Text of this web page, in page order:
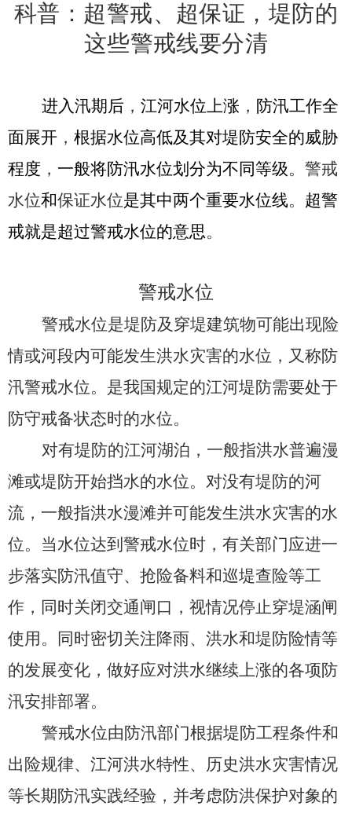
科普： 超警戒、超保证 ， 堤防的
这些警戒线要分清
进入汛期后， 江河水位上涨 ， 防汛工作全
面展开 ， 根据水位高低及其对堤防安全的威胁
程度 ， 一般将防汛水位划分为不同等级。 警戒
水位和保证水位是其中两个重要水位线。 超警
戒就是超过警戒水位的意思。
警戒水位
警戒水位是堤防及穿堤建筑物可能出现险
情或河段内可能发生洪水灾害的水位 ， 又称防
汛警戒水位。 是我国规定的江河堤防需要处于
防守戒备状态时的水位。
对有堤防的江河湖泊，一般指洪水普遍漫
滩或堤防开始挡水的水位。对没有堤防的河
流，一般指洪水漫滩并可能发生洪水灾害的水
位。当水位达到警戒水位时，有关部门应进一
步落实防汛值守、抢险备料和巡堤查险等工
作，同时关闭交通闸口，视情况停止穿堤涵闸
使用。同时密切关注降雨、洪水和堤防险情等
的发展变化，做好应对洪水继续上涨的各项防
汛安排部署。
警戒水位由防汛部门根据堤防工程条件和
出险规律、江河洪水特性、历史洪水灾害情况
等长期防汛实践经验，并考虑防洪保护对象的